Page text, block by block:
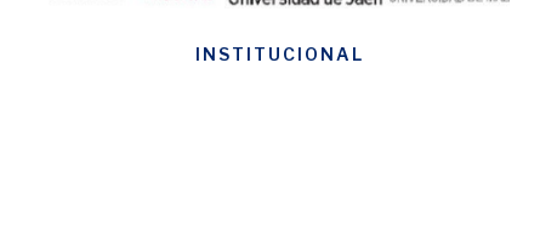
INSTITUCIONAL